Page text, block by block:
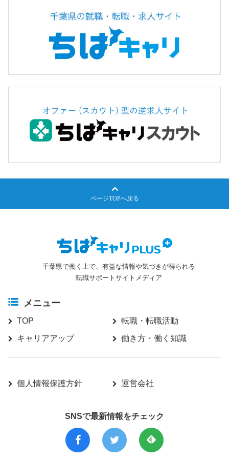
千葉県で働く上で、有益な情報や気づきが得られる
転職サポートサイトメディア
メニュー
TOP
転職・転職活動
キャリアアップ
働き方・働く知識
個人情報保護方針 運営会社
SNSで最新情報をチェック